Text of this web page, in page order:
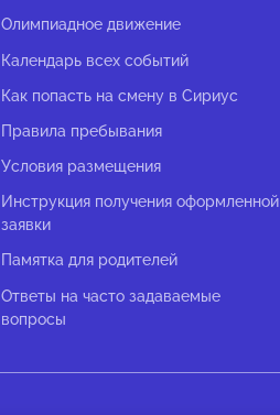
Олимпиадное движение
Календарь всех событий
Как попасть на смену в Сириус
Правила пребывания
Условия размещения
Инструкция получения оформленной
заявки
Памятка для родителей
Ответы на часто задаваемые
вопросы